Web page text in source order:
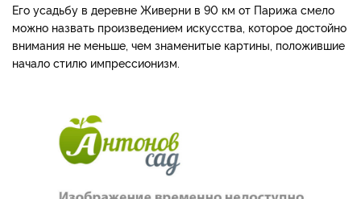
Его усадьбу в деревне Живерни в 90 км от Парижа смело
можно назвать произведением искусства, которое достойно
внимания не меньше, чем знаменитые картины, положившие
начало стилю импрессионизм.